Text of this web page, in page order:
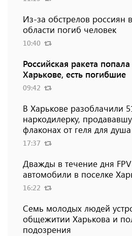
Из-за обстрелов россиян
области погиб человек
10:40
Российская ракета
Харькове, есть погибшие
09:42
В Харькове разоблачили
наркодилерку,
флаконах от геля для душа
17:37
Дважды в течение дня
автомобили в поселке
16:22
Семь молодых людей
общежитии Харькова и
подозрения